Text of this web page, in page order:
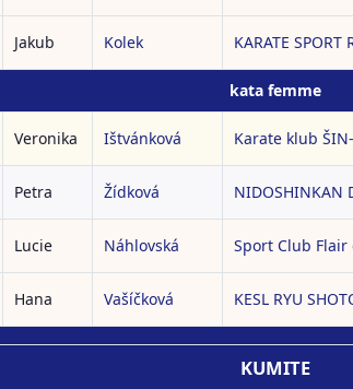
Jakub Kolek KARATE SPORT
kata femme
Veronika Ištvánková Karate klub
Petra Žídková NIDOSHINKAN
Lucie Náhlovská Sport Club Flair
Hana Vašíčková KESL RYU
KUMITE